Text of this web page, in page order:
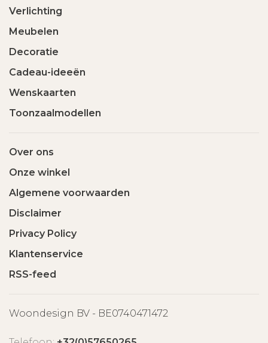
Verlichting
Meubelen
Decoratie
Cadeau-ideeën
Wenskaarten
Toonzaalmodellen
Over ons
Onze winkel
Algemene voorwaarden
Disclaimer
Privacy Policy
Klantenservice
RSS-feed
Woondesign BV - BE0740471472